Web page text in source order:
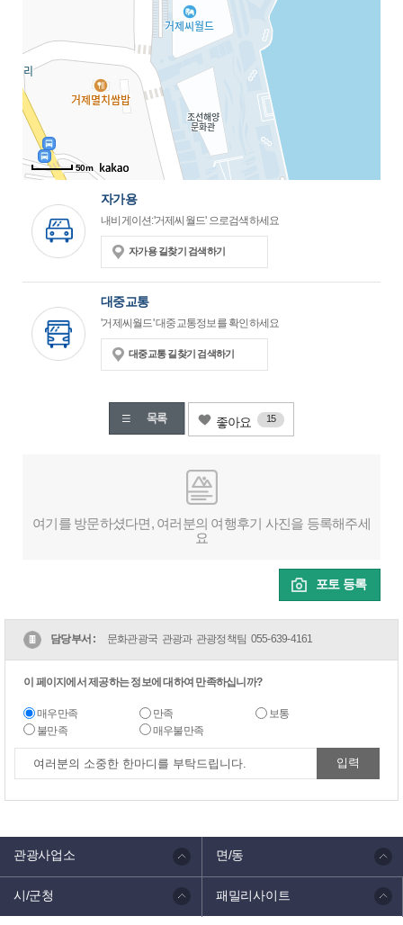
50m
자가용
내비게이션:'거제씨월드' 으로검색하세요
자가용 길찾기 검색하기
대중교통
'거제씨월드' 대중교통정보를 확인하세요
대중교통 길찾기 검색하기
좋아요 15
여기를 방문하셨다면, 여러분의 여행후기 사진을 등록해주세
요
포토 등록
담당부서 : 문화관광국 관광과 관광정책팀 055-639-4161
이 페이지에서 제공하는 정보에 대하여 만족하십니까?
매우만족 만족
보통
불만족
매우불만족
관광사업소 면/동
시/군청 패밀리사이트